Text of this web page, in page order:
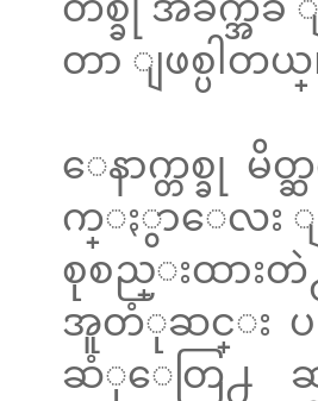
တာ ျဖစ္ပါတယ္
ေနာက္တစ္ခု မိ
က္ႏွာေလး ျ
စုစည္းထားတဲ႕
အူတံုဆင္း ပ
ဆံုေတြ႕ ဆ